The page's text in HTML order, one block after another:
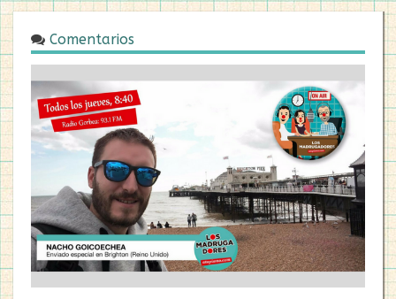
Comentarios